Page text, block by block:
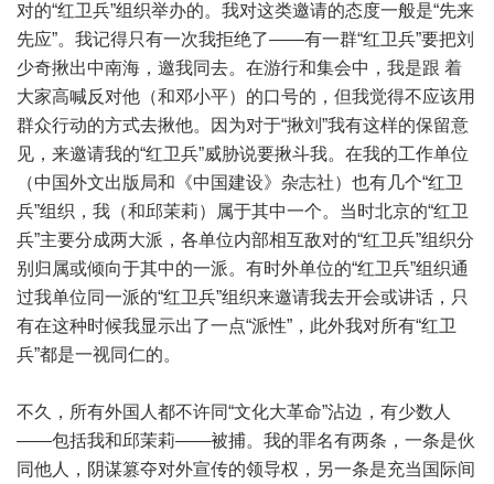
对的“红卫兵”组织举办的。我对这类邀请的态度一般是“先来
先应”。我记得只有一次我拒绝了——有一群“红卫兵”要把刘
少奇揪出中南海，邀我同去。在游行和集会中，我是跟 着
大家高喊反对他（和邓小平）的口号的，但我觉得不应该用
群众行动的方式去揪他。因为对于“揪刘”我有这样的保留意
见，来邀请我的“红卫兵”威胁说要揪斗我。在我的工作单位
（中国外文出版局和《中国建设》杂志社）也有几个“红卫
兵”组织，我（和邱茉莉）属于其中一个。当时北京的“红卫
兵”主要分成两大派，各单位内部相互敌对的“红卫兵”组织分
别归属或倾向于其中的一派。有时外单位的“红卫兵”组织通
过我单位同一派的“红卫兵”组织来邀请我去开会或讲话，只
有在这种时候我显示出了一点“派性”，此外我对所有“红卫
兵”都是一视同仁的。
不久，所有外国人都不许同“文化大革命”沾边，有少数人
——包括我和邱茉莉——被捕。我的罪名有两条，一条是伙
同他人，阴谋篡夺对外宣传的领导权，另一条是充当国际间